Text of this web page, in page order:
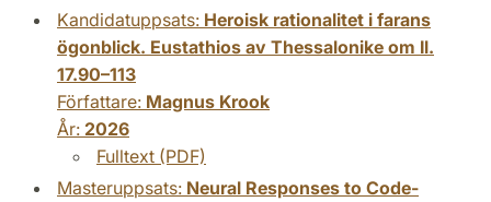
Kandidatuppsats: Heroisk rationalitet i farans
ögonblick. Eustathios av Thessalonike om Il.
17.90–113
Författare: Magnus Krook
År: 2026
Fulltext (PDF)
Masteruppsats: Neural Responses to Code-